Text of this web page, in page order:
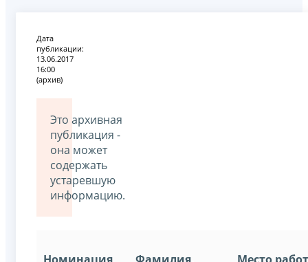
Дата
публикации:
13.06.2017
16:00
(архив)
Это архивная
публикация -
она может
содержать
устаревшую
информацию.